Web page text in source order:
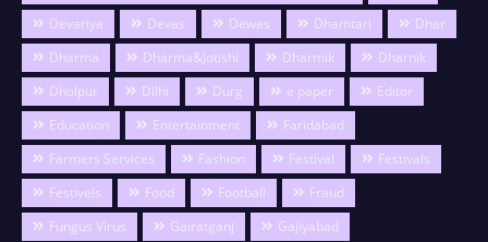
Devariya
Devas Dewas Dhamtari
Dhar
Dharma
Dharma&Jotishi Dharmik
Dharnik
Dholpur
Dilhi Durg e paper
Editor
Education
Entertainment
Faridabad
Farmers Services
Fashion Festival
Festivals
Festivels
Food Football
Fraud
Fungus Virus
Gairatganj
Gajiyabad